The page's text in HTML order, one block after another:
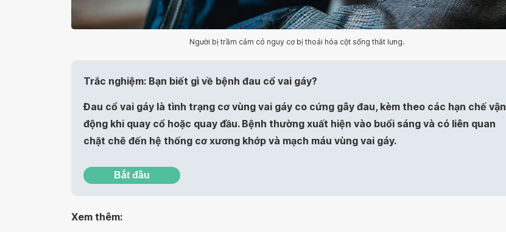
Người bị trầm cảm có nguy cơ bị thoái hóa cột sống thắt lưng.
Trắc nghiệm: Bạn biết gì về bệnh đau cổ vai gáy?
Đau cổ vai gáy là tình trạng cơ vùng vai gáy co cứng gây đau, kèm theo các hạn chế vận
động khi quay cổ hoặc quay đầu. Bệnh thường xuất hiện vào buổi sáng và có liên quan
chặt chẽ đến hệ thống cơ xương khớp và mạch máu vùng vai gáy.
Bắt đầu
Xem thêm: